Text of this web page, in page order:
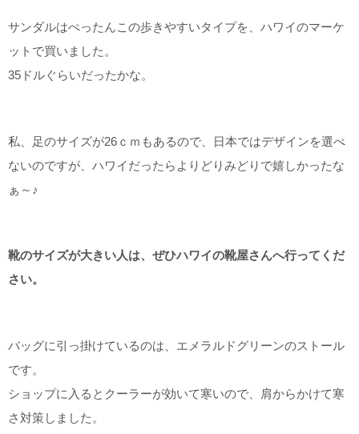
サンダルはぺったんこの歩きやすいタイプを、ハワイのマーケ
ットで買いました。
35ドルぐらいだったかな。
私、足のサイズが26ｃｍもあるので、日本ではデザインを選べ
ないのですが、ハワイだったらよりどりみどりで嬉しかったな
ぁ～♪
靴のサイズが大きい人は、ぜひハワイの靴屋さんへ行ってくだ
さい。
バッグに引っ掛けているのは、エメラルドグリーンのストール
です。
ショップに入るとクーラーが効いて寒いので、肩からかけて寒
さ対策しました。